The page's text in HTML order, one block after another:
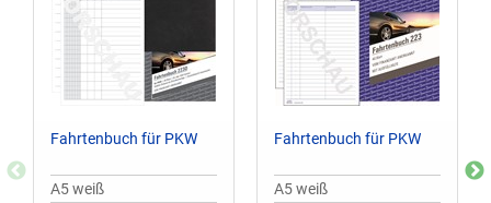
Fahrtenbuch für PKW
A5 weiß
Fahrtenbuch für PKW
A5 weiß